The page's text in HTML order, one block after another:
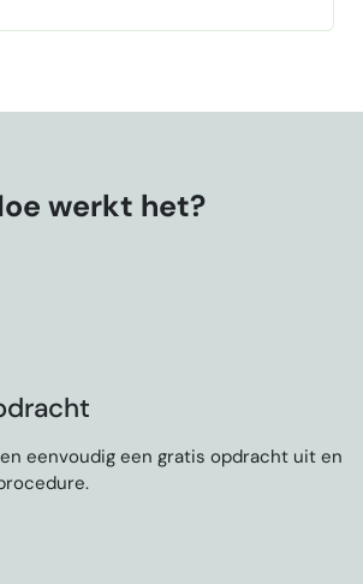
werkt het?
eenvoudig een gratis opdracht uit en